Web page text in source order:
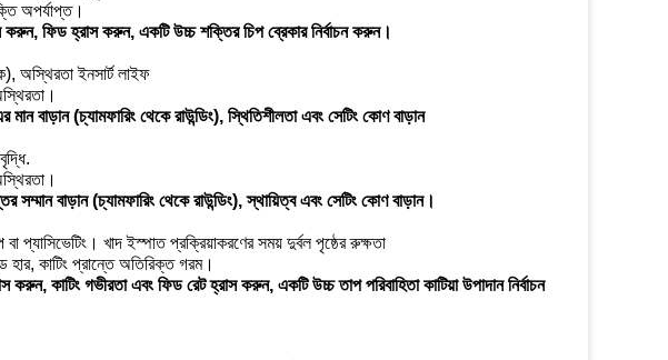
অপর্যাপ্ত।
করুন, ফিড হ্রাস করুন, একটি উচ্চ শক্তির চিপ ব্রেকার নির্বাচন করুন।
অস্থিরতা ইনসার্ট লাইফ
বাড়ান (চ্যামফারিং থেকে রাউন্ডিং), স্থিতিশীলতা এবং সেটিং কোণ বাড়ান
বাড়ান (চ্যামফারিং থেকে রাউন্ডিং), স্থায়িত্ব এবং সেটিং কোণ বাড়ান।
প্যাসিভেটিং। খাদ ইস্পাত প্রক্রিয়াকরণের সময় দুর্বল পৃষ্ঠের রুক্ষতা
কাটিং প্রান্তে অতিরিক্ত গরম।
করুন, কাটিং গভীরতা এবং ফিড রেট হ্রাস করুন, একটি উচ্চ তাপ পরিবাহিতা কাটিয়া উপাদান নির্বাচন